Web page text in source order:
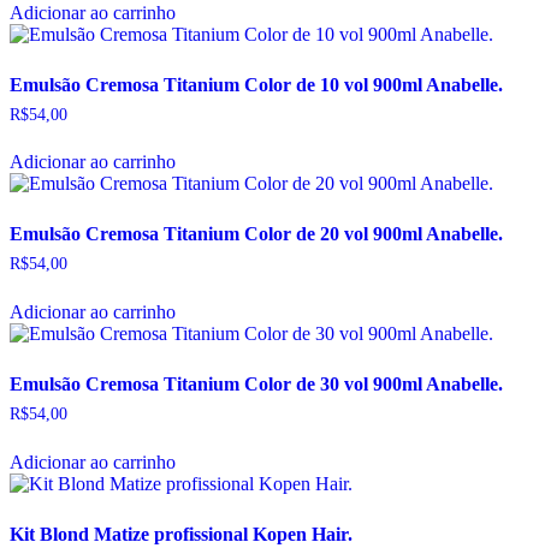
Adicionar ao carrinho
Emulsão Cremosa Titanium Color de 10 vol 900ml Anabelle.
R$54,00
Adicionar ao carrinho
Emulsão Cremosa Titanium Color de 20 vol 900ml Anabelle.
R$54,00
Adicionar ao carrinho
Emulsão Cremosa Titanium Color de 30 vol 900ml Anabelle.
R$54,00
Adicionar ao carrinho
Kit Blond Matize profissional Kopen Hair.